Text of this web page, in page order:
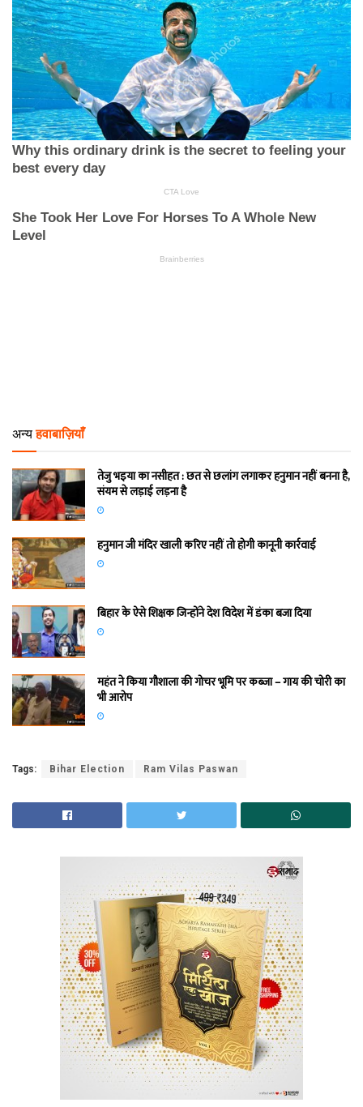
अन्य हवाबाज़ियाँ
तेजु भइया का नसीहत : छत से छलांग लगाकर हनुमान नहीं बनना है,
संयम से लड़ाई लड़ना है
हनुमान जी मंदिर खाली करिए नहीं तो होगी कानूनी कार्रवाई
बिहार के ऐसे शिक्षक जिन्होंने देश विदेश में डंका बजा दिया
महंत ने किया गौशाला की गोचर भूमि पर कब्जा – गाय की चोरी का
भी आरोप
Tags: Bihar Election Ram Vilas Paswan